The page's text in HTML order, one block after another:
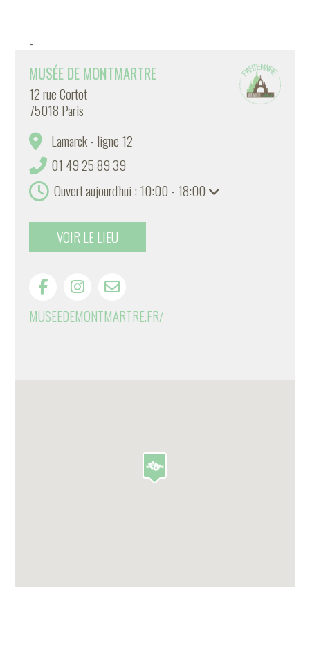
-
MUSÉE DE MONTMARTRE
12 rue Cortot
75018 Paris
Lamarck - ligne 12
01 49 25 89 39
Ouvert aujourd'hui : 10:00 - 18:00
VOIR LE LIEU
MUSEEDEMONTMARTRE.FR/